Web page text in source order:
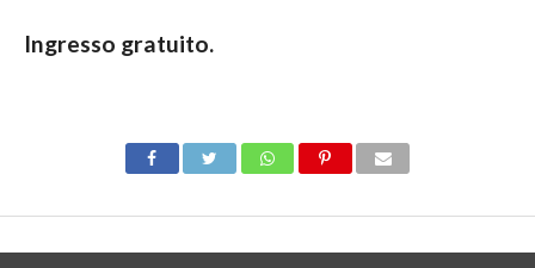
Ingresso gratuito.